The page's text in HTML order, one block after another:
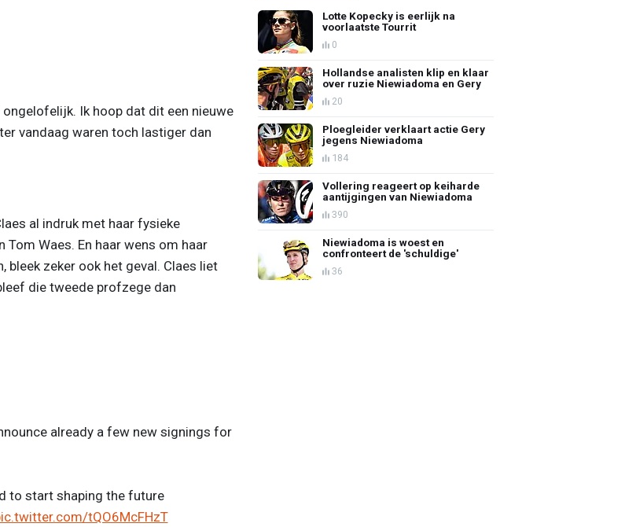
Ik hoop dat dit een nieuwe
vandaag waren toch lastiger dan
al indruk met haar fysieke
Waes. En haar wens om haar
bleek zeker ook het geval. Claes liet
die tweede profzege dan
already a few new signings for
to start shaping the future
tQO6McFHzT
Lotte Kopecky is eerlijk na
voorlaatste Tourrit
0
Hollandse analisten klip en klaar
over ruzie Niewiadoma en Gery
20
Ploegleider verklaart actie Gery
jegens Niewiadoma
184
Vollering reageert op keiharde
aantijgingen van Niewiadoma
390
Niewiadoma is woest en
confronteert de 'schuldige'
36